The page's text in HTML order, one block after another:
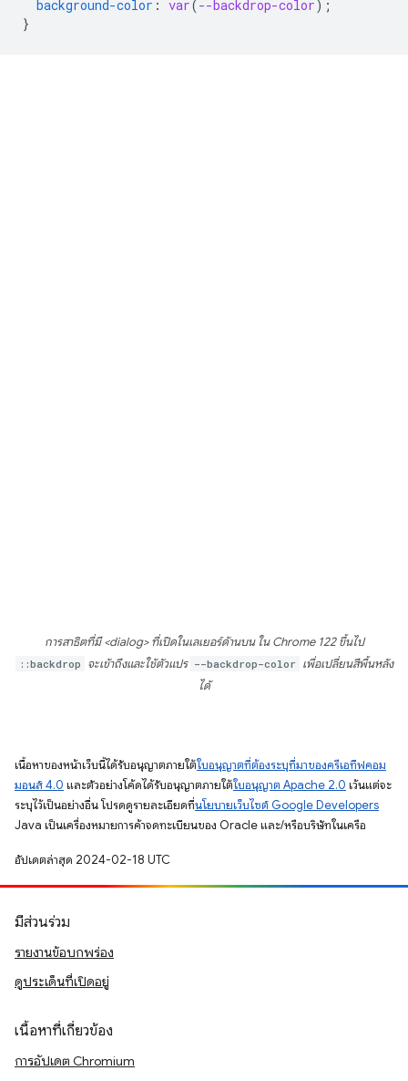
background-color : var(--backdrop-color);
}
การสาธิตที่มี <dialog> ที่เปิดในเลเยอร์ด้านบน ใน Chrome 122 ขึ้นไป
::backdrop จะเข้าถึงและใช้ตัวแปร --backdrop-color เพื่อเปลี่ยนสีพื้นหลัง
ได้
เนื้อหาของหน้าเว็บนี้ได้รับอนุญาตภายใต้ใบอนุญาตที่ต้องระบุที่มาของครีเอทีฟคอม
มอนส์ 4.0 และตัวอย่างโค้ดได้รับอนุญาตภายใต้ใบอนุญาต Apache 2.0 เว้นแต่จะ
ระบุไว้เป็นอย่างอื่น โปรดดูรายละเอียดที่นโยบายเว็บไซต์ Google Developers
Java เป็นเครื่องหมายการค้าจดทะเบียนของ Oracle และ/หรือบริษัทในเครือ
อัปเดตล่าสุด 2024-02-18 UTC
มีส่วนร่วม
รายงานข้อบกพร่อง
ดูประเด็นที่เปิดอยู่
เนื้อหาที่เกี่ยวข้อง
การอัปเดต Chromium